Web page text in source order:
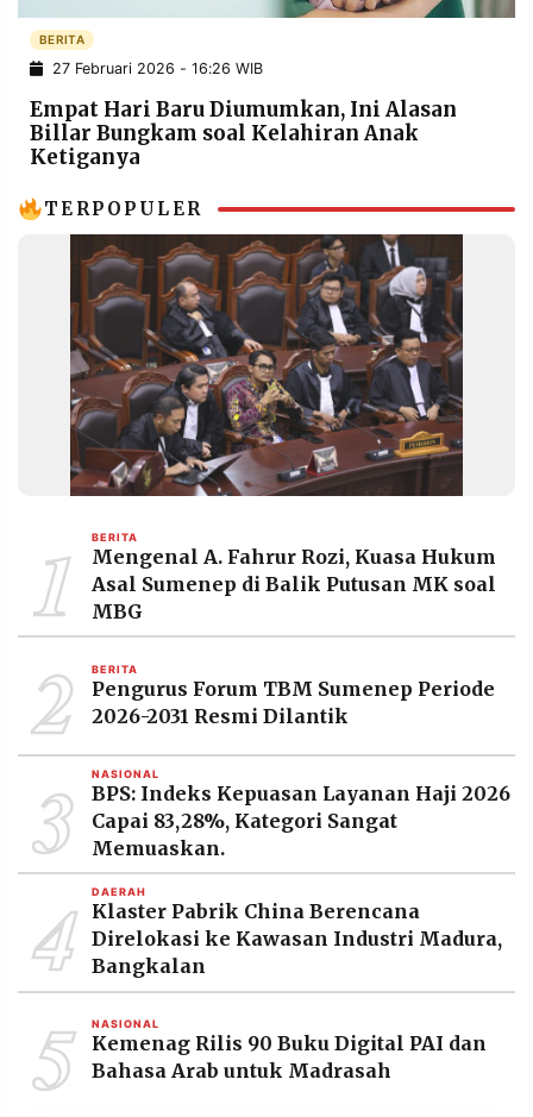
POLICY WARGA
INFORMASI
IKLAN
KIRIM
TULISAN
PENGADUAN TERM
OF
IKUTI
PRAMUDITA
Resolusi.co
-
2026
PT.
RESOLUSI
PRAMUDITA
BERITA
27 Februari 2026 - 16:26 WIB
Empat Hari Baru Diumumkan, Ini Alasan
Billar Bungkam soal Kelahiran Anak
Ketiganya
TERPOPULER
1 BERITA
Mengenal A. Fahrur Rozi, Kuasa Hukum
Asal Sumenep di Balik Putusan MK soal
MBG
2 BERITA
Pengurus Forum TBM Sumenep Periode
2026-2031 Resmi Dilantik
3 NASIONAL
BPS: Indeks Kepuasan Layanan Haji 2026
Capai 83,28%, Kategori Sangat
Memuaskan.
4 DAERAH
Klaster Pabrik China Berencana
Direlokasi ke Kawasan Industri Madura,
Bangkalan
5 NASIONAL
Kemenag Rilis 90 Buku Digital PAI dan
Bahasa Arab untuk Madrasah